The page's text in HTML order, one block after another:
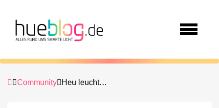
Community Heu leuchtet weiter nach abschalten